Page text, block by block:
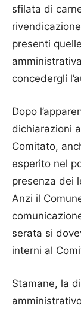
sfilata di
presenti
concedergli
Dopo
dichiarazioni
Comitato,
esperito nel
presenza dei
Anzi il
serata si
interni al
Stamane, la